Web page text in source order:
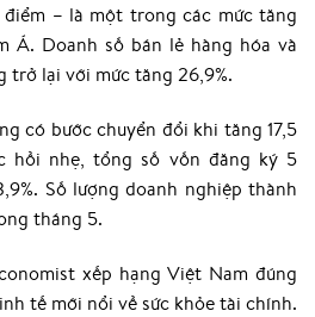
– là một trong các mức tăng
Á. Doanh số bán lẻ hàng hóa và
trở lại với mức tăng 26,9%.
có bước chuyển đổi khi tăng 17,5
hồi nhẹ, tổng số vốn đăng ký 5
Số lượng doanh nghiệp thành
tháng 5.
xếp hạng Việt Nam đúng
tế mới nổi về sức khỏe tài chính.